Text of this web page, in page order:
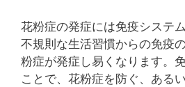
花粉症の発症には免疫システ
不規則な生活習慣からの免疫
粉症が発症し易くなります。
ことで、花粉症を防ぐ、ある